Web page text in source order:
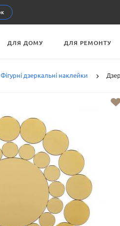
ДЛЯ ДОМУ ДЛЯ РЕМОНТУ
Фігурні дзеркальні наклейки